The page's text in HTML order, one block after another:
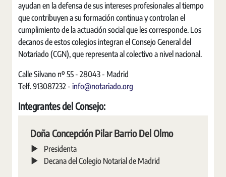
ayudan en la defensa de sus intereses profesionales al tiempo
que contribuyen a su formación continua y controlan el
cumplimiento de la actuación social que les corresponde. Los
decanos de estos colegios integran el Consejo General del
Notariado (CGN), que representa al colectivo a nivel nacional.
Calle Silvano nº 55 - 28043 - Madrid
Telf. 913087232 - info@notariado.org
Integrantes del Consejo:
Doña Concepción Pilar Barrio Del Olmo
Presidenta
Decana del Colegio Notarial de Madrid